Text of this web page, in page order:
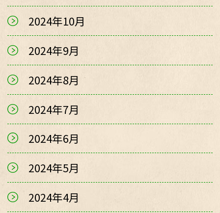
2024年10月
2024年9月
2024年8月
2024年7月
2024年6月
2024年5月
2024年4月